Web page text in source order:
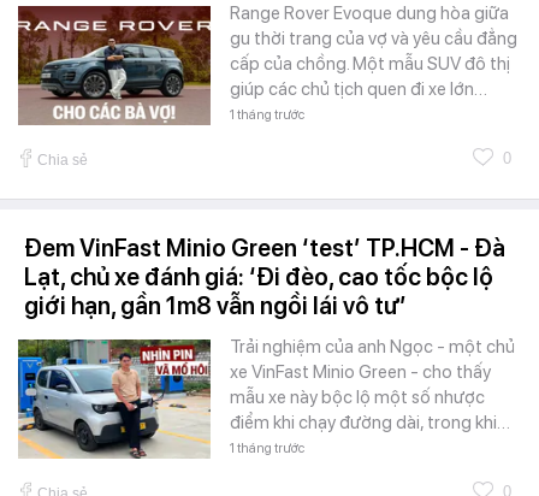
Range Rover Evoque dung hòa giữa
gu thời trang của vợ và yêu cầu đẳng
cấp của chồng. Một mẫu SUV đô thị
giúp các chủ tịch quen đi xe lớn…
1 tháng trước
Chia sẻ 0
Đem VinFast Minio Green ‘test’ TP.HCM - Đà
Lạt, chủ xe đánh giá: ‘Đi đèo, cao tốc bộc lộ
giới hạn, gần 1m8 vẫn ngồi lái vô tư’
Trải nghiệm của anh Ngọc - một chủ
xe VinFast Minio Green - cho thấy
mẫu xe này bộc lộ một số nhược
điểm khi chạy đường dài, trong khi…
1 tháng trước
0